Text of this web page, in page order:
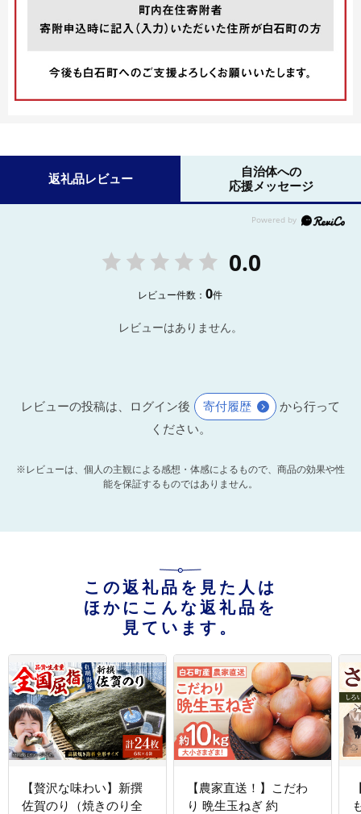
返礼品レビュー
自治体への
応援メッセージ
0.0
レビュー件数：0件
レビューはありません。
レビューの投稿は、ログイン後 寄付履歴
から行って
ください。
※レビューは、個人の主観による感想・体感によるもので、商品の効果や性
能を保証するものではありません。
この返礼品を見た人は
ほかにこんな返礼品を
見ています。
【贅沢な味わい】新撰
佐賀のり（焼きのり全
【農家直送！】こだわ
り 晩生玉ねぎ 約